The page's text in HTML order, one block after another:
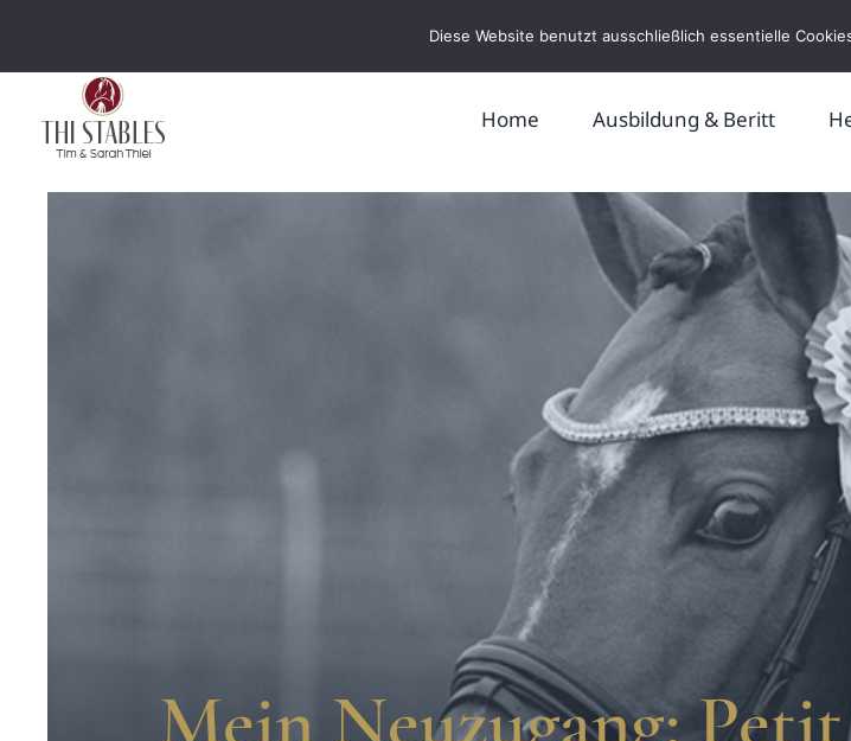
Home Ausbildung & Beritt
Mein Neuzugang: Petit
Diese Website benutzt ausschließlich essentielle